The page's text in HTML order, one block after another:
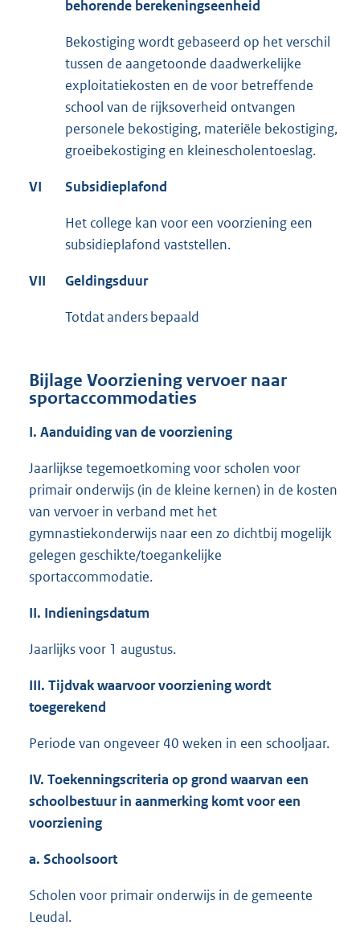
behorende berekeningseenheid
Bekostiging wordt gebaseerd op het verschil
tussen de aangetoonde daadwerkelijke
exploitatiekosten en de voor betreffende
school van de rijksoverheid ontvangen
personele bekostiging, materiële bekostiging,
groeibekostiging en kleinescholentoeslag.
VI Subsidieplafond
Het college kan voor een voorziening een
subsidieplafond vaststellen.
VII Geldingsduur
Totdat anders bepaald
Bijlage Voorziening vervoer naar
sportaccommodaties
I. Aanduiding van de voorziening
Jaarlijkse tegemoetkoming voor scholen voor
primair onderwijs (in de kleine kernen) in de kosten
van vervoer in verband met het
gymnastiekonderwijs naar een zo dichtbij mogelijk
gelegen geschikte/toegankelijke
sportaccommodatie.
II. Indieningsdatum
Jaarlijks voor 1 augustus.
III. Tijdvak waarvoor voorziening wordt
toegerekend
Periode van ongeveer 40 weken in een schooljaar.
IV. Toekenningscriteria op grond waarvan een
schoolbestuur in aanmerking komt voor een
voorziening
a. Schoolsoort
Scholen voor primair onderwijs in de gemeente
Leudal.